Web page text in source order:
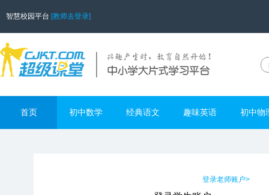
智慧校园平台 [教师去登录]
首页 初中数学 经典语文 趣味英语 初中物
登录老师账户>